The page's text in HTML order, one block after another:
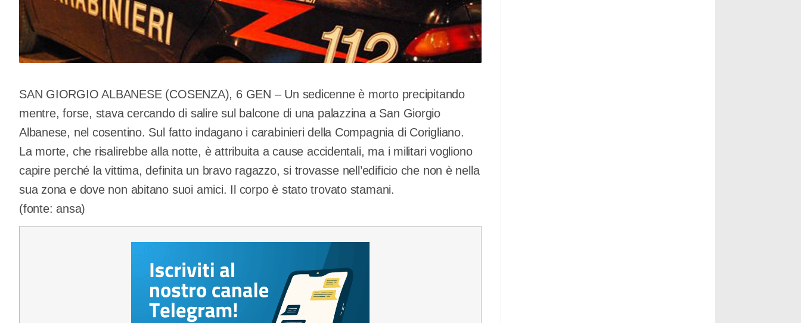
SAN GIORGIO ALBANESE (COSENZA), 6 GEN – Un sedicenne è morto precipitando
mentre, forse, stava cercando di salire sul balcone di una palazzina a San Giorgio
Albanese, nel cosentino. Sul fatto indagano i carabinieri della Compagnia di Corigliano.
La morte, che risalirebbe alla notte, è attribuita a cause accidentali, ma i militari vogliono
capire perché la vittima, definita un bravo ragazzo, si trovasse nell’edificio che non è nella
sua zona e dove non abitano suoi amici. Il corpo è stato trovato stamani.
(fonte: ansa)